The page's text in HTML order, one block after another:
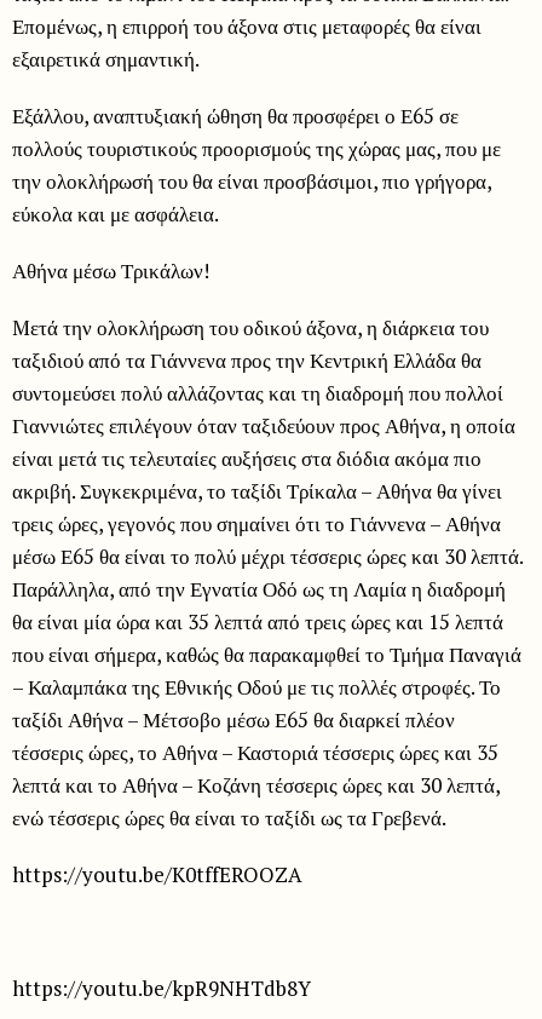
Επομένως, η επιρροή του άξονα στις μεταφορές θα είναι
εξαιρετικά σημαντική.
Εξάλλου, αναπτυξιακή ώθηση θα προσφέρει ο Ε65 σε
πολλούς τουριστικούς προορισμούς της χώρας μας, που με
την ολοκλήρωσή του θα είναι προσβάσιμοι, πιο γρήγορα,
εύκολα και με ασφάλεια.
Αθήνα μέσω Τρικάλων!
Mετά την ολοκλήρωση του οδικού άξονα, η διάρκεια του
ταξιδιού από τα Γιάννενα προς την Κεντρική Ελλάδα θα
συντομεύσει πολύ αλλάζοντας και τη διαδρομή που πολλοί
Γιαννιώτες επιλέγουν όταν ταξιδεύουν προς Αθήνα, η οποία
είναι μετά τις τελευταίες αυξήσεις στα διόδια ακόμα πιο
ακριβή. Συγκεκριμένα, το ταξίδι Τρίκαλα – Αθήνα θα γίνει
τρεις ώρες, γεγονός που σημαίνει ότι το Γιάννενα – Αθήνα
μέσω Ε65 θα είναι το πολύ μέχρι τέσσερις ώρες και 30 λεπτά.
Παράλληλα, από την Εγνατία Οδό ως τη Λαμία η διαδρομή
θα είναι μία ώρα και 35 λεπτά από τρεις ώρες και 15 λεπτά
που είναι σήμερα, καθώς θα παρακαμφθεί το Τμήμα Παναγιά
– Καλαμπάκα της Εθνικής Οδού με τις πολλές στροφές. Το
ταξίδι Αθήνα – Μέτσοβο μέσω Ε65 θα διαρκεί πλέον
τέσσερις ώρες, το Αθήνα – Καστοριά τέσσερις ώρες και 35
λεπτά και το Αθήνα – Κοζάνη τέσσερις ώρες και 30 λεπτά,
ενώ τέσσερις ώρες θα είναι το ταξίδι ως τα Γρεβενά.
https://youtu.be/K0tffEROOZA
https://youtu.be/kpR9NHTdb8Y